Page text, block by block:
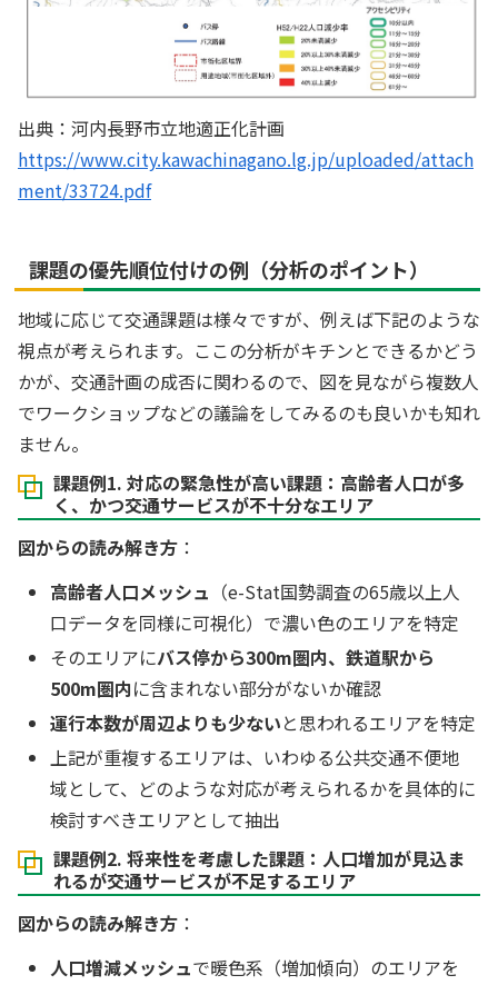
出典：河内長野市立地適正化計画
https://www.city.kawachinagano.lg.jp/uploaded/attach
ment/33724.pdf
課題の優先順位付けの例（分析のポイント）
地域に応じて交通課題は様々ですが、例えば下記のような
視点が考えられます。ここの分析がキチンとできるかどう
かが、交通計画の成否に関わるので、図を見ながら複数人
でワークショップなどの議論をしてみるのも良いかも知れ
ません。
課題例1. 対応の緊急性が高い課題：高齢者人口が多
く、かつ交通サービスが不十分なエリア
図からの読み解き方 ：
高齢者人口メッシュ （e-Stat国勢調査の65歳以上人
口データを同様に可視化）で濃い色のエリアを特定
そのエリアにバス停から300m圏内、鉄道駅から
500m圏内に含まれない部分がないか確認
運行本数が周辺よりも少ないと思われるエリアを特定
上記が重複するエリアは、いわゆる公共交通不便地
域として、どのような対応が考えられるかを具体的に
検討すべきエリアとして抽出
課題例2. 将来性を考慮した課題：人口増加が見込ま
れるが交通サービスが不足するエリア
図からの読み解き方 ：
人口増減メッシュで暖色系（増加傾向）のエリアを